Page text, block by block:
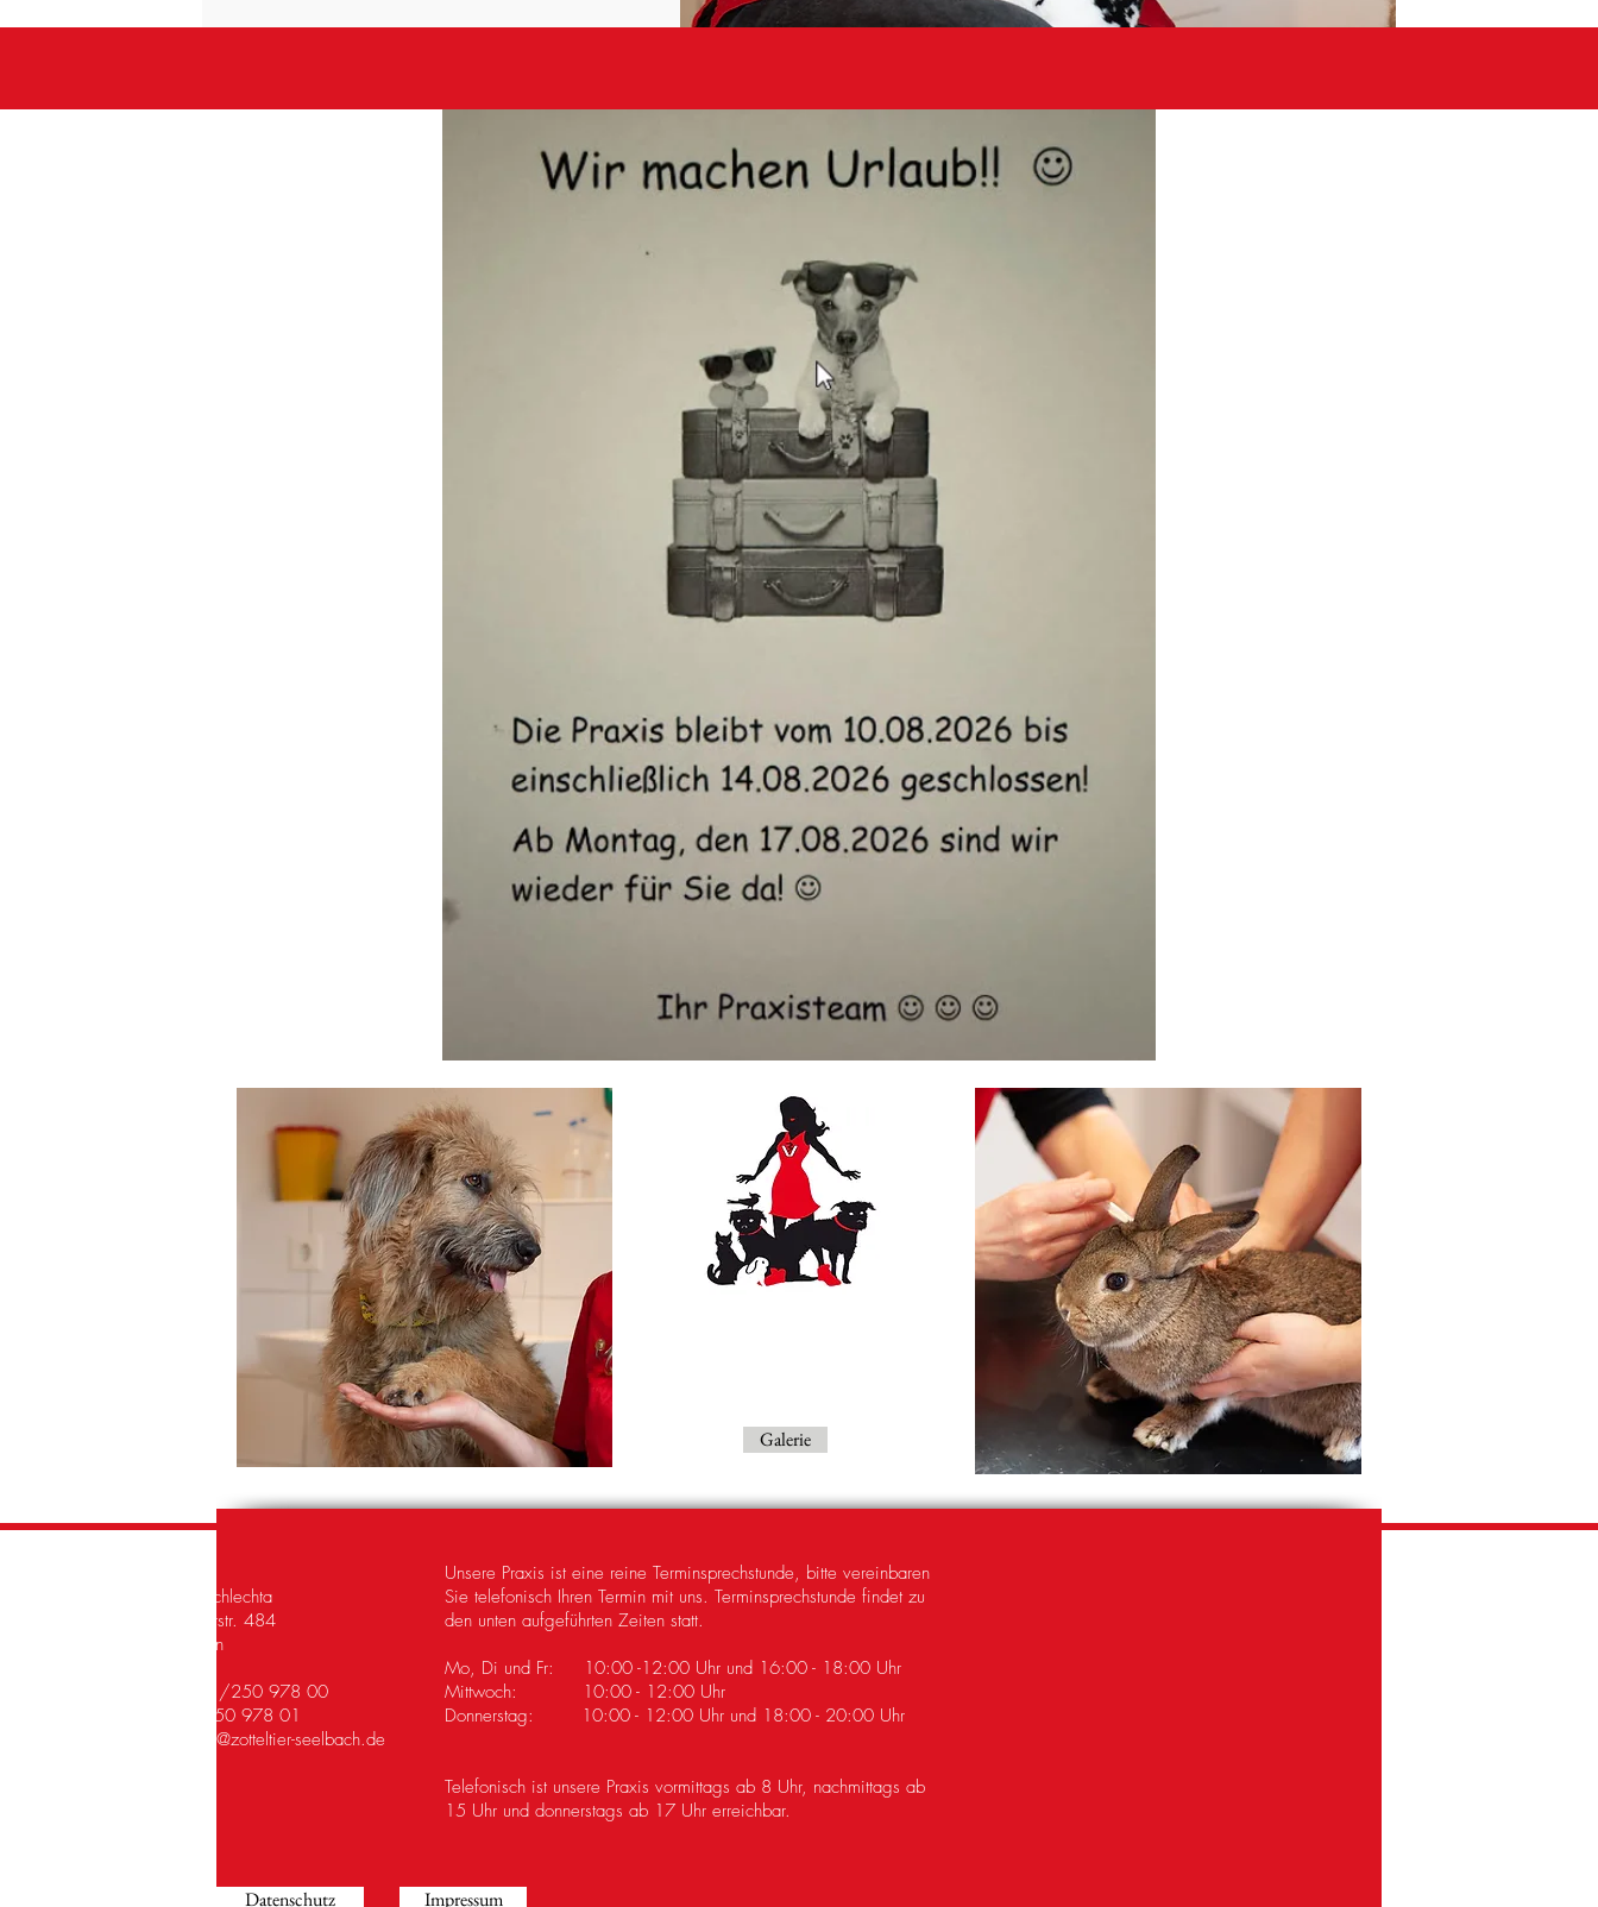
Galerie
Dr. Carmen Schlechta
Freudenbergerstr. 484
57072 Siegen
Telefon: 0271/250 978 00
Fax: 0271/250 978 01
carmen@zotteltier-seelbach.de
Unsere Praxis ist eine reine Terminsprechstunde, bitte vereinbaren
Sie telefonisch Ihren Termin mit uns. Terminsprechstunde findet zu
den unten aufgeführten Zeiten statt.
Mo, Di und Fr: 10:00 -12:00 Uhr und 16:00 - 18:00 Uhr
Mittwoch: 10:00 - 12:00 Uhr
Donnerstag: 10:00 - 12:00 Uhr und 18:00 - 20:00 Uhr
Telefonisch ist unsere Praxis vormittags ab 8 Uhr, nachmittags ab
15 Uhr und donnerstags ab 17 Uhr erreichbar.
Datenschutz Impressum